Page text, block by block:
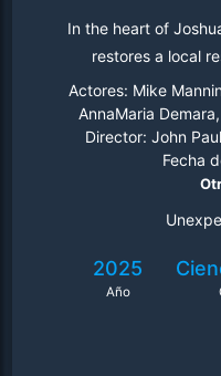
In the heart of
restores a local
Actores: Mike
AnnaMaria
Director: John
Fecha
2025
Año